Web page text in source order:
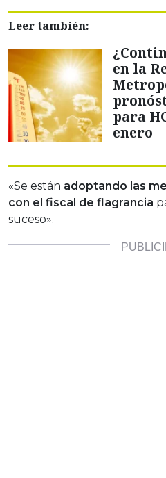
Leer también:
en la
para
enero
«Se están adoptando las
con el fiscal de flagrancia
suceso».